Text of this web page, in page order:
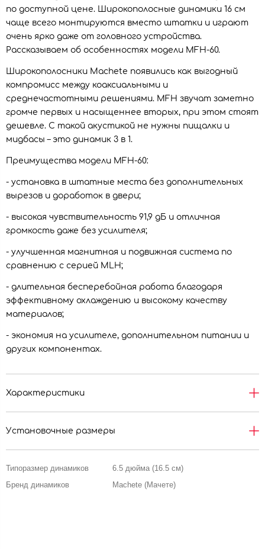
по доступной цене. Широкополосные динамики 16 см
чаще всего монтируются вместо штатки и играют
очень ярко даже от головного устройства.
Рассказываем об особенностях модели MFH-60.
Широкополосники Machete появились как выгодный
компромисс между коаксиальными и
среднечастотными решениями. MFH звучат заметно
громче первых и насыщеннее вторых, при этом стоят
дешевле. С такой акустикой не нужны пищалки и
мидбасы – это динамик 3 в 1.
Преимущества модели MFH-60:
- установка в штатные места без дополнительных
вырезов и доработок в двери;
- высокая чувствительность 91,9 дБ и отличная
громкость даже без усилителя;
- улучшенная магнитная и подвижная система по
сравнению с серией MLH;
- длительная бесперебойная работа благодаря
эффективному охлаждению и высокому качеству
материалов;
- экономия на усилителе, дополнительном питании и
других компонентах.
Характеристики
Установочные размеры
Типоразмер динамиков
6.5 дюйма (16.5 см)
Бренд динамиков
Machete (Мачете)